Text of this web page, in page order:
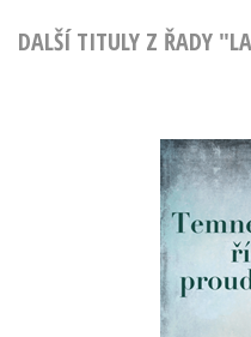
DALŠÍ TITULY Z ŘADY